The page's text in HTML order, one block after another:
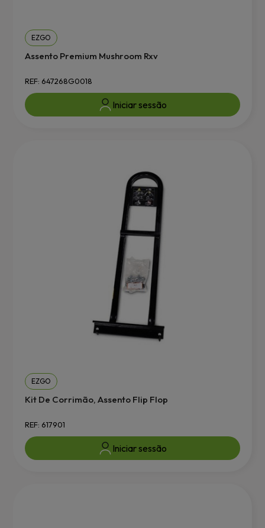
EZGO
Assento Premium Mushroom Rxv
REF: 647268G0018
Iniciar sessão
EZGO
Kit De Corrimão, Assento Flip Flop
REF: 617901
Iniciar sessão